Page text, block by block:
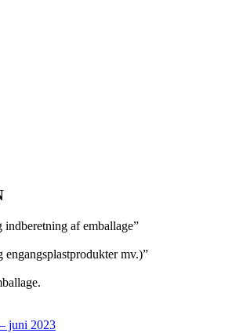
af emballage”
mv.)”
juni 2023